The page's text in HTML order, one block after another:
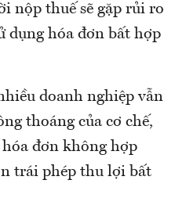
nộp thuế sẽ gặp rủi ro
dụng hóa đơn bất hợp
doanh nghiệp vẫn
thoáng của cơ chế,
đơn không hợp
trái phép thu lợi bất